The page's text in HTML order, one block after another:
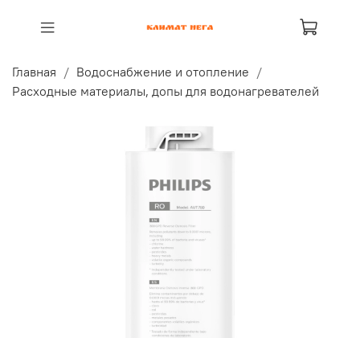
Главная
Водоснабжение и отопление
Расходные материалы, допы для водонагревателей